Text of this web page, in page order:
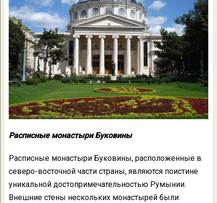
Расписные монастыри Буковины
Расписные монастыри Буковины, расположенные в
северо-восточной части страны, являются поистине
уникальной достопримечательностью Румынии.
Внешние стены нескольких монастырей были